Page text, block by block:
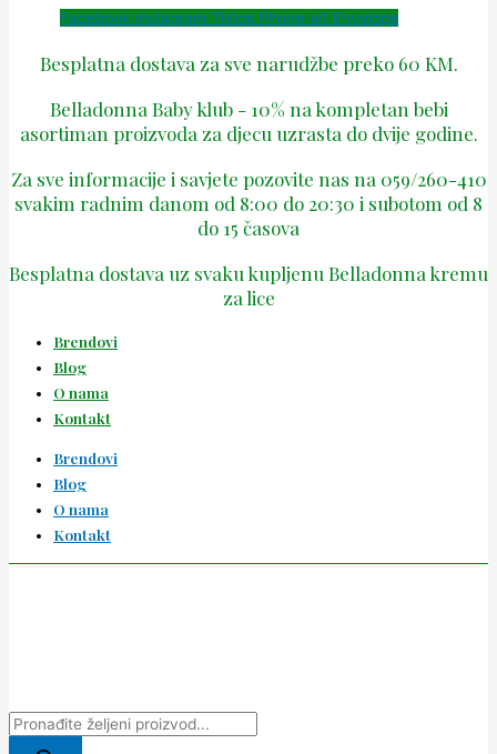
Facebook Instagram Tiktok Phone-alt Envelope
Besplatna dostava za sve narudžbe preko 60 KM.
Belladonna Baby klub - 10% na kompletan bebi
asortiman proizvoda za djecu uzrasta do dvije godine.
Za sve informacije i savjete pozovite nas na 059/260-410
svakim radnim danom od 8:00 do 20:30 i subotom od 8
do 15 časova
Besplatna dostava uz svaku kupljenu Belladonna kremu
za lice
Brendovi
Blog
O nama
Kontakt
Brendovi
Blog
O nama
Kontakt